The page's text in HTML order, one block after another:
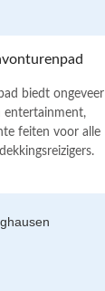
biedt ongeveer
entertainment,
feiten voor alle